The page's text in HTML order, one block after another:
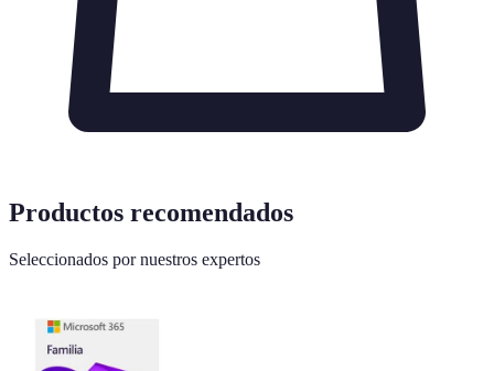
Productos recomendados
Seleccionados por nuestros expertos